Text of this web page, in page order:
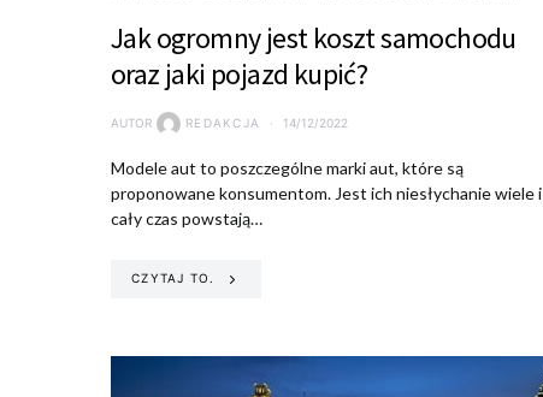
Jak ogromny jest koszt samochodu
oraz jaki pojazd kupić?
AUTOR REDAKCJA 14/12/2022
Modele aut to poszczególne marki aut, które są
proponowane konsumentom. Jest ich niesłychanie wiele i
cały czas powstają…
CZYTAJ TO.